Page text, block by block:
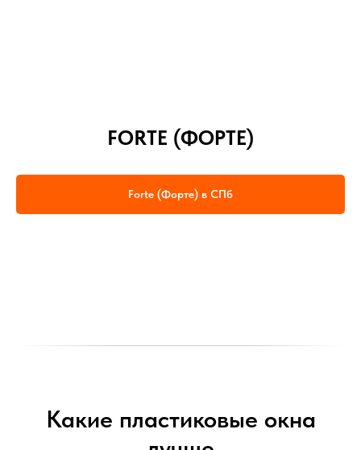
FORTE (ФОРТЕ)
Forte (Форте) в СПб
Какие пластиковые окна